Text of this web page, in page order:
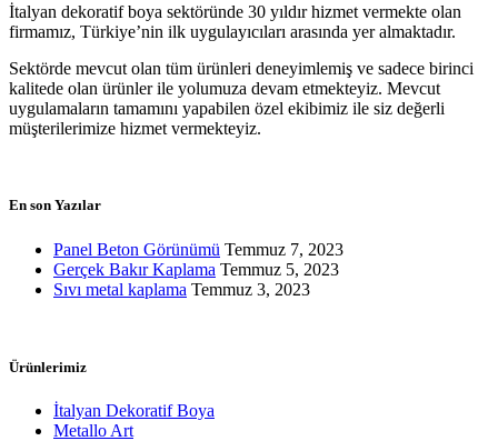
İtalyan dekoratif boya sektöründe 30 yıldır hizmet vermekte olan
firmamız, Türkiye’nin ilk uygulayıcıları arasında yer almaktadır.
Sektörde mevcut olan tüm ürünleri deneyimlemiş ve sadece birinci
kalitede olan ürünler ile yolumuza devam etmekteyiz. Mevcut
uygulamaların tamamını yapabilen özel ekibimiz ile siz değerli
müşterilerimize hizmet vermekteyiz.
En son Yazılar
Panel Beton Görünümü Temmuz 7, 2023
Gerçek Bakır Kaplama Temmuz 5, 2023
Sıvı metal kaplama Temmuz 3, 2023
Ürünlerimiz
İtalyan Dekoratif Boya
Metallo Art